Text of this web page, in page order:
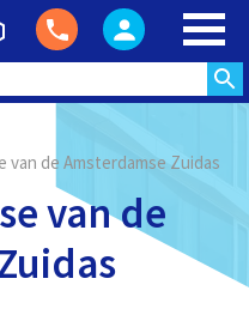
van de Amsterdamse Zuidas
van de